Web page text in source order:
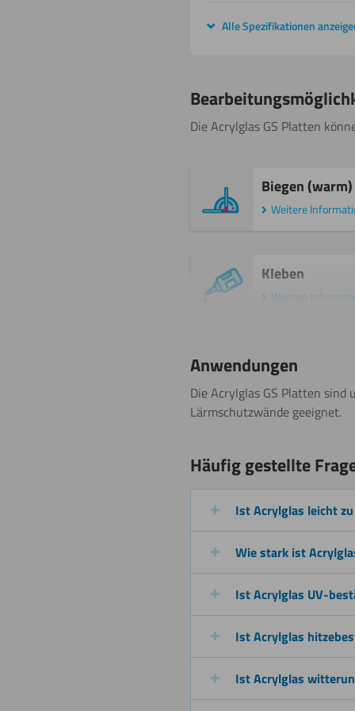
Alle Spezifikationen
Die Acrylglas GS Platten
Biegen (warm)
Weitere
Kleben
Weitere
Sägen
(Kreissäge)
Weitere
Fräsen
Beschichten
Schweißen
Anwendungen
Die Acrylglas GS Platten
Lärmschutzwände geeignet.
Häufig gestellte
Ist Acrylglas leicht
Wie stark ist
Ist Acrylglas UV-
Ist Acrylglas
Ist Acrylglas